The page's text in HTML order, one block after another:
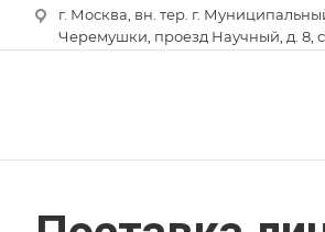
г. Москва, вн. тер. г.
Черемушки, проезд Научный, д. 8,